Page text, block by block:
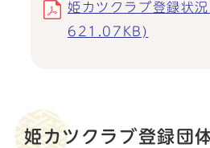
姫カツクラブ登録状
621.07KB)
姫カツクラブ登録団